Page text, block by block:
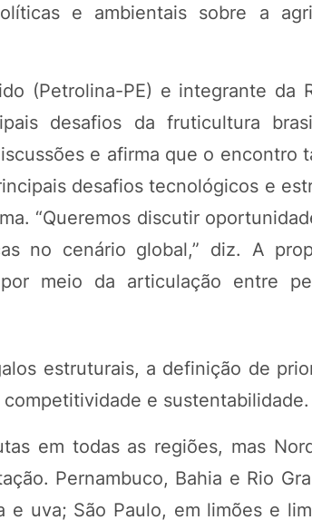
e ambientais sobre a
(Petrolina-PE) e integrante da
desafios da fruticultura
e afirma que o encontro
desafios tecnológicos e
“Queremos discutir
no cenário global,” diz. A
meio da articulação entre
estruturais, a definição de
e sustentabilidade.
em todas as regiões, mas
Pernambuco, Bahia e Rio
e uva; São Paulo, em limões e